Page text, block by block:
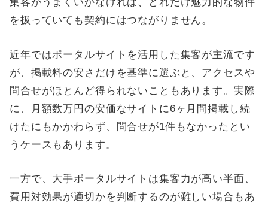
集客がうまくいかなければ、どれだけ魅力的な物件
を扱っていても契約にはつながりません。
近年ではポータルサイトを活用した集客が主流です
が、掲載料の安さだけを基準に選ぶと、アクセスや
問合せがほとんど得られないこともあります。実際
に、月額数万円の安価なサイトに6ヶ月間掲載し続
けたにもかかわらず、問合せが1件もなかったとい
うケースもあります。
一方で、大手ポータルサイトは集客力が高い半面、
費用対効果が適切かを判断するのが難しい場合もあ